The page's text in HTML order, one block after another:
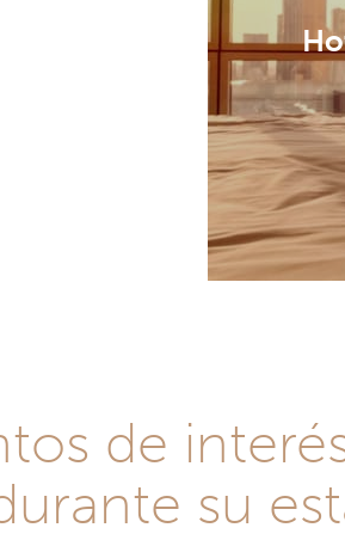
de
su